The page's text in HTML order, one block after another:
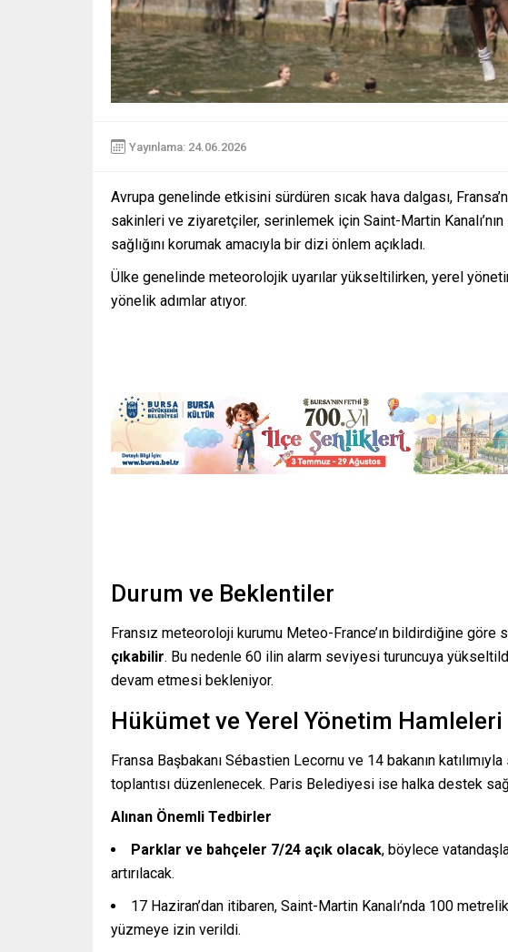
Yayınlama: 24.06.2026
Avrupa genelinde etkisini sürdüren sıcak hava dalgası,
sakinleri ve ziyaretçiler, serinlemek için Saint-Martin
sağlığını korumak amacıyla bir dizi önlem açıkladı.
Ülke genelinde meteorolojik uyarılar yükseltilirken, yerel
yönelik adımlar atıyor.
Durum ve Beklentiler
Fransız meteoroloji kurumu Meteo-France’ın bildirdiğine göre
çıkabilir. Bu nedenle 60 ilin alarm seviyesi turuncuya
devam etmesi bekleniyor.
Hükümet ve Yerel Yönetim Hamleleri
Fransa Başbakanı Sébastien Lecornu ve 14 bakanın
toplantısı düzenlenecek. Paris Belediyesi ise halka destek
Alınan Önemli Tedbirler
Parklar ve bahçeler 7/24 açık olacak, böylece
artırılacak.
17 Haziran’dan itibaren, Saint-Martin Kanalı’nda 100
yüzmeye izin verildi.